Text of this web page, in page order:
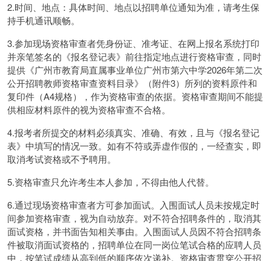
2.时间、地点：具体时间、地点以招聘单位通知为准，请考生保
持手机通讯顺畅。
3.参加现场资格审查者凭身份证、准考证、在网上报名系统打印
并亲笔签名的《报名登记表》前往指定地点进行资格审查，同时
提供《广州市教育局直属事业单位广州市第六中学2026年第二次
公开招聘教师资格审查资料目录》（附件3）所列的资料原件和
复印件（A4规格），作为资格审查的依据。资格审查期间不能提
供相应材料原件的视为资格审查不合格。
4.报考者所提交的材料必须真实、准确、有效，且与《报名登记
表》中填写的情况一致。如有不符或弄虚作假的，一经查实，即
取消考试资格或不予聘用。
5.资格审查只允许考生本人参加，不得由他人代替。
6.通过现场资格审查者方可参加面试。入围面试人员未按规定时
间参加资格审查，视为自动放弃。对不符合招聘条件的，取消其
面试资格，并书面告知相关事由。入围面试人员因不符合招聘条
件被取消面试资格的，招聘单位在同一岗位笔试合格的应聘人员
中，按笔试成绩从高到低的顺序依次递补。资格审查贯穿公开招